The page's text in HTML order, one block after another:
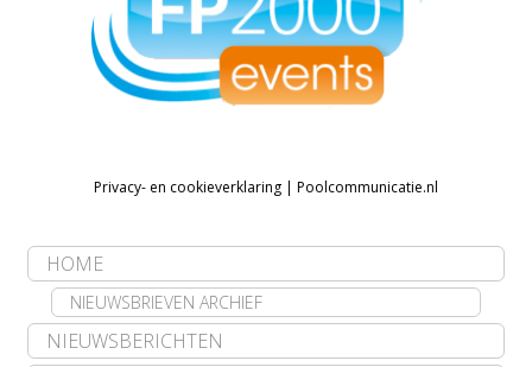
Privacy- en cookieverklaring | Poolcommunicatie.nl
HOME
NIEUWSBRIEVEN ARCHIEF
NIEUWSBERICHTEN